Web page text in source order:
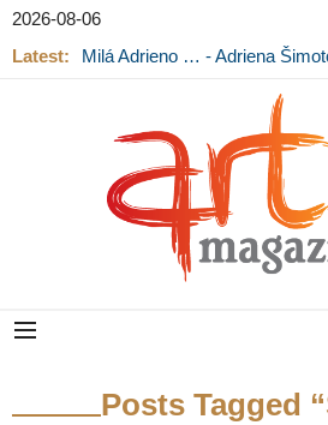
2026-08-06
Latest:
Milá Adrieno … - Adriena
Posts Tagged